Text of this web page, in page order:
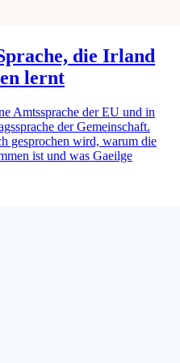
die Irland
lernt
Amtssprache der EU und in
der Gemeinschaft.
gesprochen wird, warum die
ist und was Gaeilge